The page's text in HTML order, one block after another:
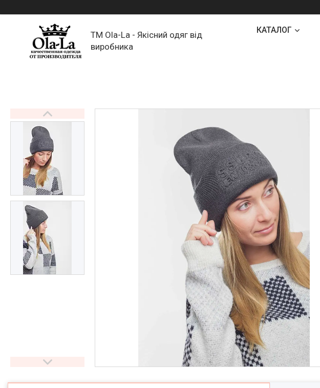
TM Ola-La - Якісний одяг від
виробника
КАТАЛОГ